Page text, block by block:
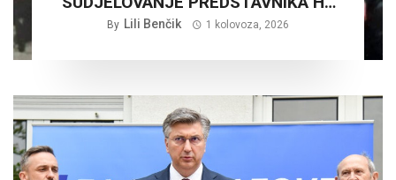
NA RUŠNJAKU KOD BADERNE 27,
By Lili Benčik 1 kolovoza, 2026